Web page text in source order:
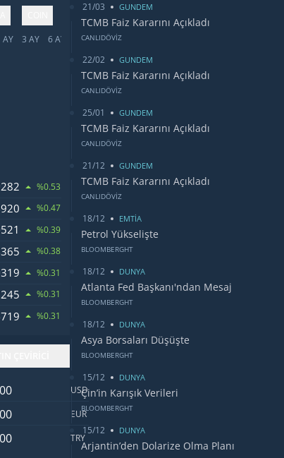
AY 3 AY 6 AY YIL 5 YIL TÜMÜ
%0.53
%0.47
%0.39
%0.38
%0.31
%0.31
%0.31
Dolar değeri USD
Euro değeri EUR
Türk Lirası değeri
TRY
21/03 GUNDEM
TCMB Faiz Kararını Açıkladı
CANLIDÖVİZ
22/02 GUNDEM
TCMB Faiz Kararını Açıkladı
CANLIDÖVİZ
25/01 GUNDEM
TCMB Faiz Kararını Açıkladı
CANLIDÖVİZ
21/12 GUNDEM
TCMB Faiz Kararını Açıkladı
CANLIDÖVİZ
18/12 EMTİA
Petrol Yükselişte
BLOOMBERGHT
18/12 DUNYA
Atlanta Fed Başkanı'ndan Mesaj
BLOOMBERGHT
18/12 DUNYA
Asya Borsaları Düşüşte
BLOOMBERGHT
15/12 DUNYA
Çin’in Karışık Verileri
BLOOMBERGHT
15/12 DUNYA
Arjantin’den Dolarize Olma Planı